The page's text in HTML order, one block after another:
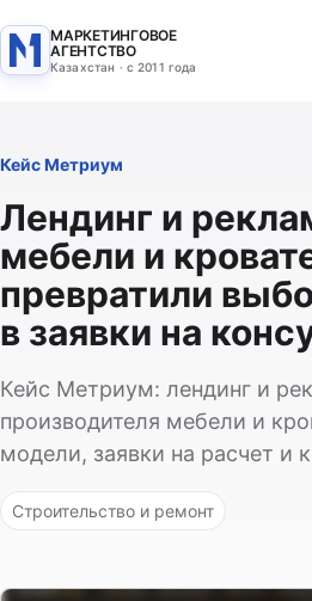
МАРКЕТИНГОВОЕ
АГЕНТСТВО
Казахстан · с 2011 года
Кейс Метриум
Лендинг и
мебели и
превратили
в заявки на
Кейс Метриум: лендинг и
производителя мебели и
модели, заявки на расчет и
Строительство и ремонт